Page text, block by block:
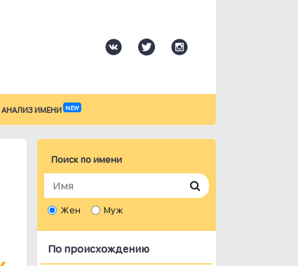
АНАЛИЗ ИМЕНИ NEW
Поиск по имени
Жен Муж
По происхождению